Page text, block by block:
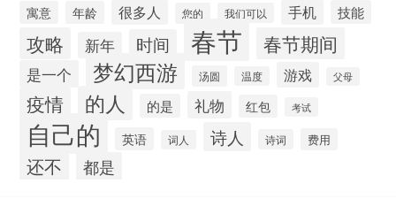
寓意 年龄 很多人 您的 我们可以 手机 技能
攻略 新年 时间 春节 春节期间
是一个 梦幻西游 汤圆 温度 游戏 父母
疫情 的人 的是 礼物 红包 考试
自己的 英语 词人 诗人 诗词 费用
还不 都是